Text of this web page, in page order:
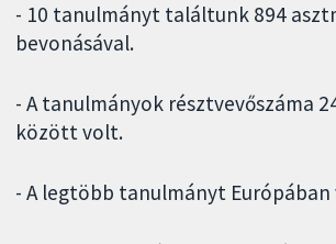
- 10 tanulmányt találtunk 894
bevonásával.
- A tanulmányok résztvevőszáma
között volt.
- A legtöbb tanulmányt Európában